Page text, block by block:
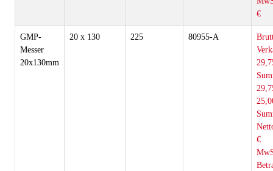
€
GMP-
Messer
20x130mm
20 x 130 225 80955-A
€